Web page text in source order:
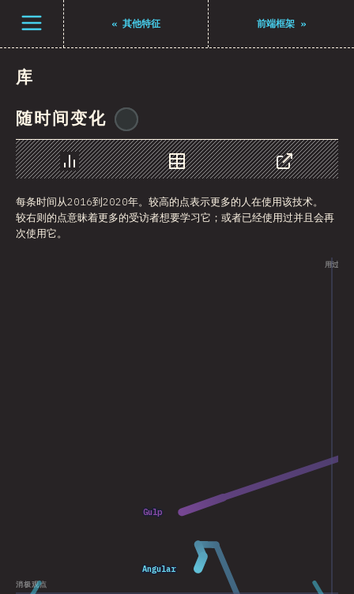
打开菜单 « 其他特征 前端框架 »
库
随时间变化
图表 数据
分享
每条时间从2016到2020年。较高的点表示更多的人在使用该技术。
较右则的点意昧着更多的受访者想要学习它；或者已经使用过并且会再
次使用它。
消极观点
用过
Angular
Angular
2019
2020
2021
Gulp
Gulp
2020
2021
Navigated to The State of JS 2021